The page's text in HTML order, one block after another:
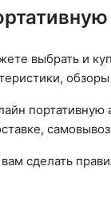
выбрать и
сделать